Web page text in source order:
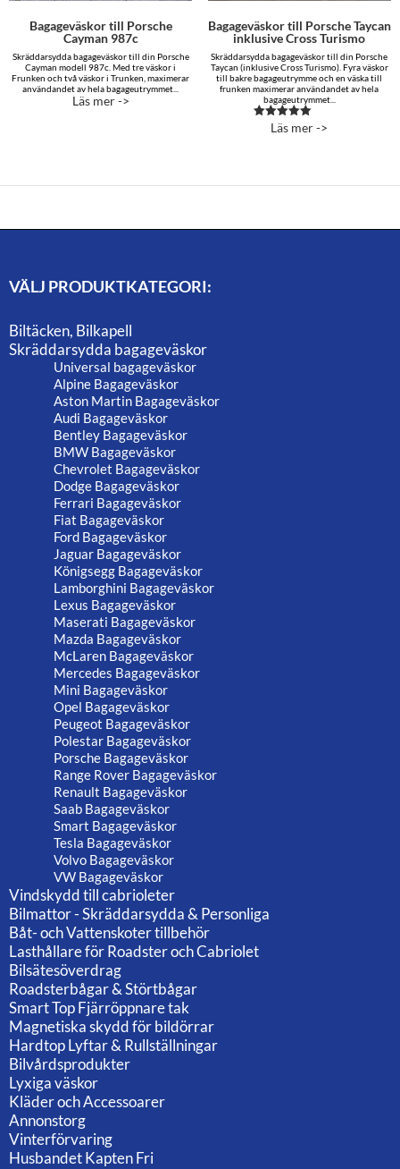
Bagageväskor till Porsche
Cayman 987c
Skräddarsydda bagageväskor till din Porsche
Cayman modell 987c. Med tre väskor i
Frunken och två väskor i Trunken, maximerar
användandet av hela bagageutrymmet...
Läs mer ->
Bagageväskor till Porsche Taycan
inklusive Cross Turismo
Skräddarsydda bagageväskor till din Porsche
Taycan (inklusive Cross Turismo). Fyra väskor
till bakre bagageutrymme och en väska till
frunken maximerar användandet av hela
bagageutrymmet...
Betygsatt
Läs mer ->
VÄLJ PRODUKTKATEGORI:
Biltäcken, Bilkapell
Skräddarsydda bagageväskor
Universal bagageväskor
Alpine Bagageväskor
Aston Martin Bagageväskor
Audi Bagageväskor
Bentley Bagageväskor
BMW Bagageväskor
Chevrolet Bagageväskor
Dodge Bagageväskor
Ferrari Bagageväskor
Fiat Bagageväskor
Ford Bagageväskor
Jaguar Bagageväskor
Königsegg Bagageväskor
Lamborghini Bagageväskor
Lexus Bagageväskor
Maserati Bagageväskor
Mazda Bagageväskor
McLaren Bagageväskor
Mercedes Bagageväskor
Mini Bagageväskor
Opel Bagageväskor
Peugeot Bagageväskor
Polestar Bagageväskor
Porsche Bagageväskor
Range Rover Bagageväskor
Renault Bagageväskor
Saab Bagageväskor
Smart Bagageväskor
Tesla Bagageväskor
Volvo Bagageväskor
VW Bagageväskor
Vindskydd till cabrioleter
Bilmattor - Skräddarsydda & Personliga
Båt- och Vattenskoter tillbehör
Lasthållare för Roadster och Cabriolet
Bilsätesöverdrag
Roadsterbågar & Störtbågar
Smart Top Fjärröppnare tak
Magnetiska skydd för bildörrar
Hardtop Lyftar & Rullställningar
Bilvårdsprodukter
Lyxiga väskor
Kläder och Accessoarer
Annonstorg
Vinterförvaring
Husbandet Kapten Fri